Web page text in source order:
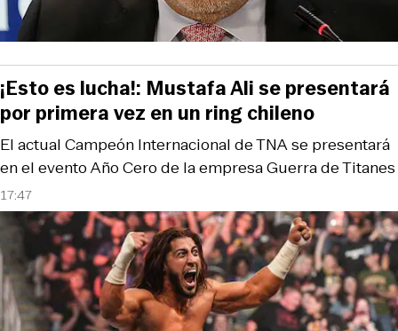
17:47
El actual Campeón Internacional de TNA se presentará
en el evento Año Cero de la empresa Guerra de Titanes
¡Esto es lucha!: Mustafa Ali se presentará
por primera vez en un ring chileno